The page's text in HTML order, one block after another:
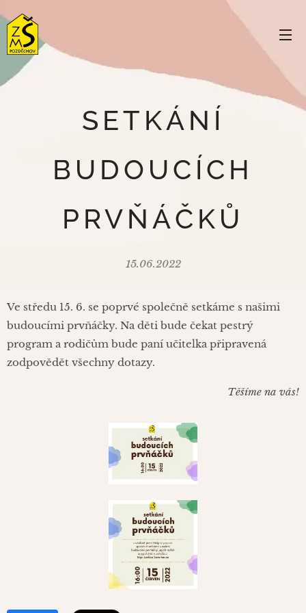
SETKÁNÍ
BUDOUCÍCH
PRVŇÁČKŮ
15.06.2022
Ve středu 15. 6. se poprvé společně setkáme s našimi
budoucími prvňáčky. Na děti bude čekat pestrý
program a rodičům bude paní učitelka připravená
zodpovědět všechny dotazy.
Těšíme na vás!